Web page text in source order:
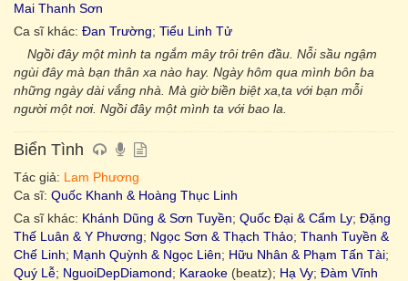
Mai Thanh Sơn
Ca sĩ khác: Đan Trường; Tiểu Linh Tử
Ngồi đây một mình ta ngắm mây trôi trên đầu. Nỗi sầu ngậm
ngùi đây mà bạn thân xa nào hay. Ngày hôm qua mình bôn ba
những ngày dài vắng nhà. Mà giờ biền biệt xa,ta với bạn mỗi
người một nơi. Ngồi đây một mình ta với bao la.
Biển Tình
Tác giả: Lam Phương
Ca sĩ: Quốc Khanh & Hoàng Thục Linh
Ca sĩ khác: Khánh Dũng & Sơn Tuyền; Quốc Đại & Cẩm Ly; Đặng
Thế Luân & Y Phương; Ngọc Sơn & Thạch Thảo; Thanh Tuyền &
Chế Linh; Mạnh Quỳnh & Ngọc Liên; Hữu Nhân & Phạm Tấn Tài;
Quý Lễ; NguoiDepDiamond; Karaoke (beatz); Hạ Vy; Đàm Vĩnh